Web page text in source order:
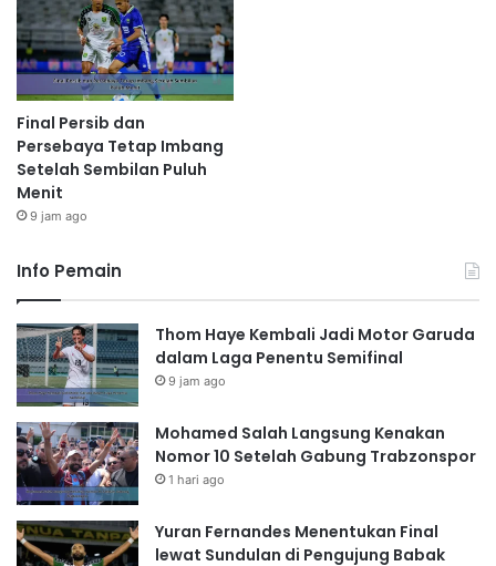
Final Persib dan
Persebaya Tetap Imbang
Setelah Sembilan Puluh
Menit
9 jam ago
Info Pemain
Thom Haye Kembali Jadi Motor Garuda
dalam Laga Penentu Semifinal
9 jam ago
Mohamed Salah Langsung Kenakan
Nomor 10 Setelah Gabung Trabzonspor
1 hari ago
Yuran Fernandes Menentukan Final
lewat Sundulan di Pengujung Babak